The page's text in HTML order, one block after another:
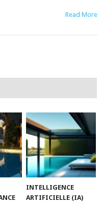
Read More
INTELLIGENCE
ARTIFICIELLE (IA)